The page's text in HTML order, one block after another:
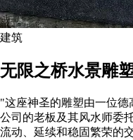
建筑
无限之桥水景雕
"这座神圣的雕塑由一位
公司的老板及其风水师委
流动、延续和稳固繁荣的